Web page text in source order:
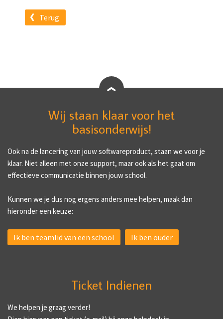
Terug
Wij staan klaar voor het
basisonderwijs!
Ook na de lancering van jouw softwareproduct, staan we voor je
klaar. Niet alleen met onze support, maar ook als het gaat om
effectieve communicatie binnen jouw school.
Kunnen we je dus nog ergens anders mee helpen, maak dan
hieronder een keuze:
Ik ben teamlid van een school Ik ben ouder
Ticket Indienen
We helpen je graag verder!